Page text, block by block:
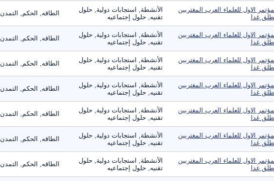
الاول للعلماء العرب المغتربين
غدا
الأنشطة, استجابات دولية, حلول
تقنيه, حلول إجتماعيه
الطاقه, الحكم, التمدن
الاول للعلماء العرب المغتربين
غدا
الأنشطة, استجابات دولية, حلول
تقنيه, حلول إجتماعيه
الطاقه, الحكم, التمدن
الاول للعلماء العرب المغتربين
غدا
الأنشطة, استجابات دولية, حلول
تقنيه, حلول إجتماعيه
الطاقه, الحكم, التمدن
الاول للعلماء العرب المغتربين
غدا
الأنشطة, استجابات دولية, حلول
تقنيه, حلول إجتماعيه
الطاقه, الحكم, التمدن
الاول للعلماء العرب المغتربين
غدا
الأنشطة, استجابات دولية, حلول
تقنيه, حلول إجتماعيه
الطاقه, الحكم, التمدن
الاول للعلماء العرب المغتربين
غدا
الأنشطة, استجابات دولية, حلول
تقنيه, حلول إجتماعيه
الطاقه, الحكم, التمدن
الاول للعلماء العرب المغتربين
غدا
الأنشطة, استجابات دولية, حلول
تقنيه, حلول إجتماعيه
الطاقه, الحكم, التمدن